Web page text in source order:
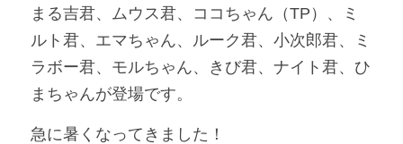
まる吉君、ムウス君、ココちゃん（TP）、ミ
ルト君、エマちゃん、ルーク君、小次郎君、ミ
ラボー君、モルちゃん、きび君、ナイト君、ひ
まちゃんが登場です。
急に暑くなってきました！